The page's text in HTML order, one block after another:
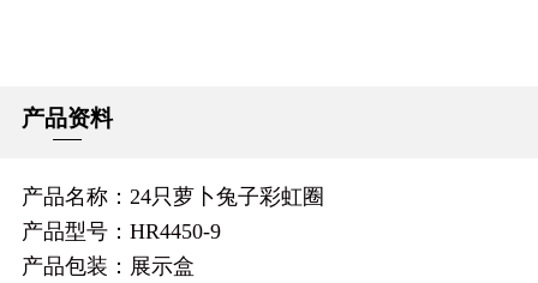
产品资料
产品名称：24只萝卜兔子彩虹圈
产品型号：HR4450-9
产品包装：展示盒